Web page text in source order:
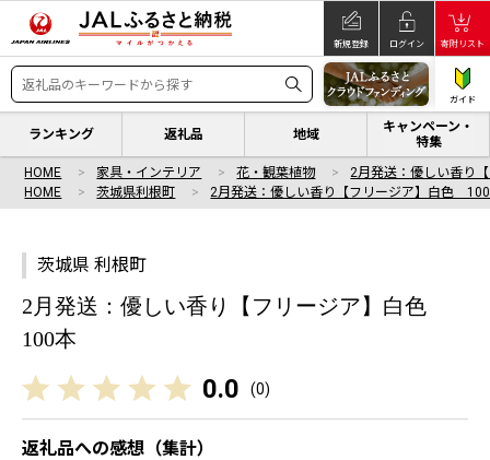
新規登録 ログイン 寄附リスト
ガイド
ランキング 返礼品 地域
キャンペーン・
特集
HOME 家具・インテリア 花・観葉植物
2月発送：優しい香り
HOME
茨城県利根町 2月発送：優しい香り【フリージア】白色
茨城県 利根町
2月発送：優しい香り【フリージア】白色
100本
0.0 (0)
返礼品への感想（集計）